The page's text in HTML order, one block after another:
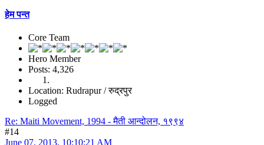
हेम पन्त
Core Team
Hero Member
Posts: 4,326
Location: Rudrapur / रुद्रपुर
Logged
Re: Maiti Movement, 1994 - मैती आन्दोलन, १९९४
#14
June 07, 2013, 10:10:21 AM